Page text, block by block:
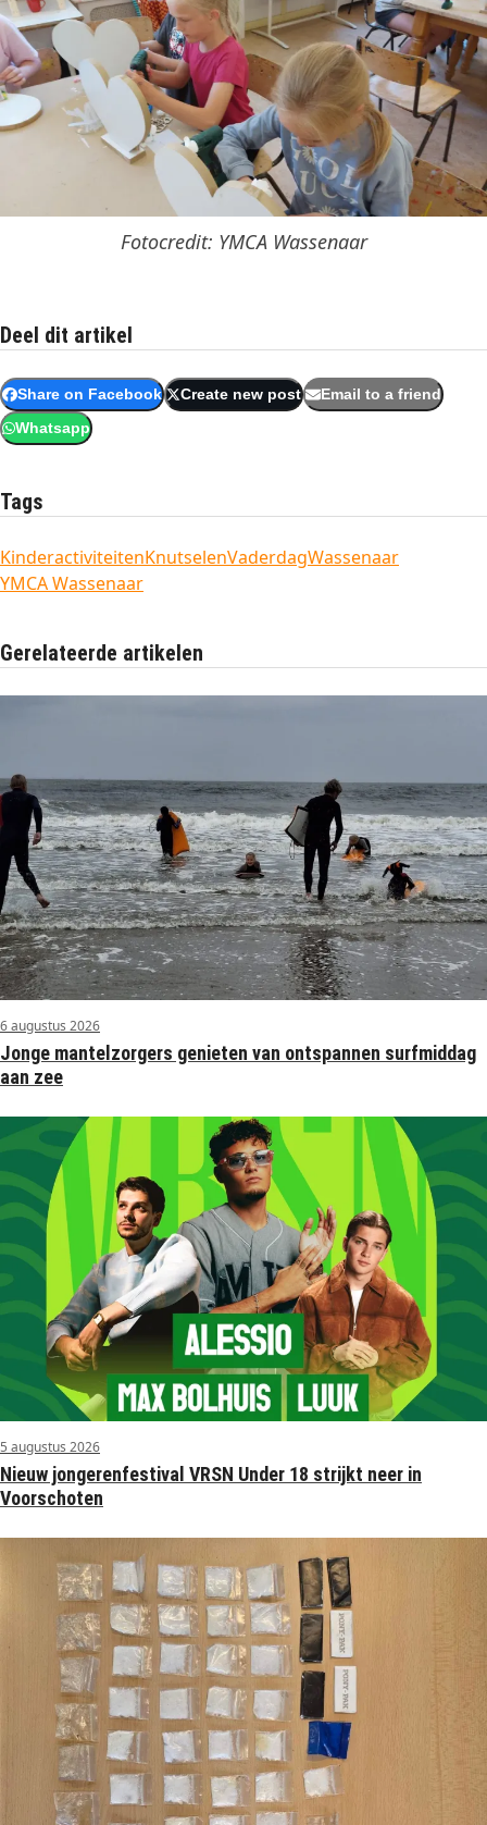
Fotocredit: YMCA Wassenaar
Deel dit artikel
Share on Facebook Create new post Email to a friend
Whatsapp
Tags
KinderactiviteitenKnutselenVaderdagWassenaar
YMCA Wassenaar
Gerelateerde artikelen
6 augustus 2026
Jonge mantelzorgers genieten van ontspannen surfmiddag
aan zee
5 augustus 2026
Nieuw jongerenfestival VRSN Under 18 strijkt neer in
Voorschoten